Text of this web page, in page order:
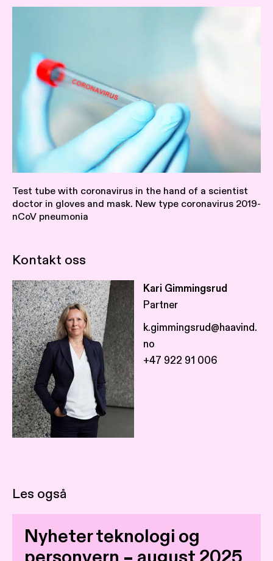
Test tube with coronavirus in the hand of a scientist
doctor in gloves and mask. New type coronavirus 2019-
nCoV pneumonia
Kontakt oss
Kari Gimmingsrud
Partner
k.gimmingsrud@haavind.
no
+47 922 91 006
Les også
Nyheter teknologi og